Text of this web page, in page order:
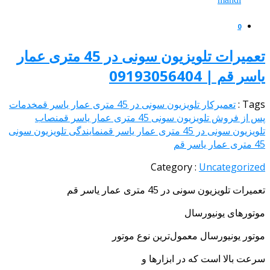
0
تعمیرات تلویزیون سونی در 45 متری عمار
قم | 09193056404
تعمیرکار تلویزیون سونی در 45 متری عمار یاسر قم
خدمات
فروش تلویزیون سونی 45 متری عمار یاسر قم
نصاب
سونی در 45 متری عمار یاسر قم
نمایندگی تلویزیون سونی
Category :
تلویزیون سونی در 45 متری عمار یاسر قم
یونیورسال
یونیورسال معمول‌ترین نوع موتور
بالا است که در ابزارها و